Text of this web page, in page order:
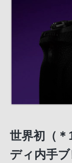
世界初（
ディ内手